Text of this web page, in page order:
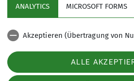
Sägmühlenweg 45
Telefon +4981219891680
ANALYTICS MICROSOFT FORMS
Akzeptieren (Übertragung von
Cookie Beschreibung
Verwendete Cookies
ALLE